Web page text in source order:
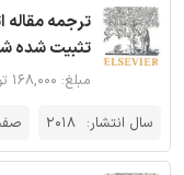
ترجمه
تثبیت شده
مبلغ: ۱۶۸,۰۰۰ تومان
سال انتشار: 2018